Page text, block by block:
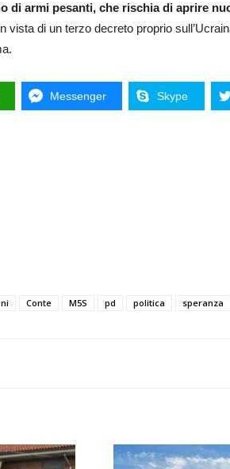
di armi pesanti, che rischia di aprire
vista di un terzo decreto proprio
Messenger Skype
Conte M5S pd politica speranza